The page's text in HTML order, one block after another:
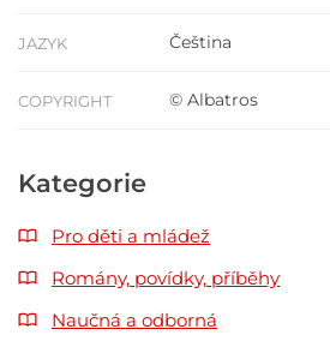
JAZYK Čeština
COPYRIGHT © Albatros
Kategorie
Pro děti a mládež
Romány, povídky, příběhy
Naučná a odborná